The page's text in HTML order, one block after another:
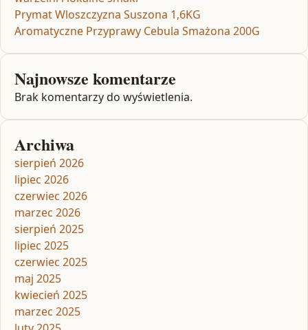
Prymat Wloszczyzna Suszona 1,6KG
Aromatyczne Przyprawy Cebula Smażona 200G
Najnowsze komentarze
Brak komentarzy do wyświetlenia.
Archiwa
sierpień 2026
lipiec 2026
czerwiec 2026
marzec 2026
sierpień 2025
lipiec 2025
czerwiec 2025
maj 2025
kwiecień 2025
marzec 2025